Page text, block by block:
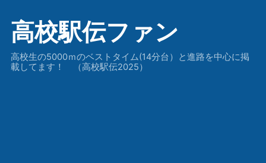
高校駅伝ファン
高校生の5000ｍのベストタイム(14分台）と進路を中心に掲
載してます！ （高校駅伝2025）